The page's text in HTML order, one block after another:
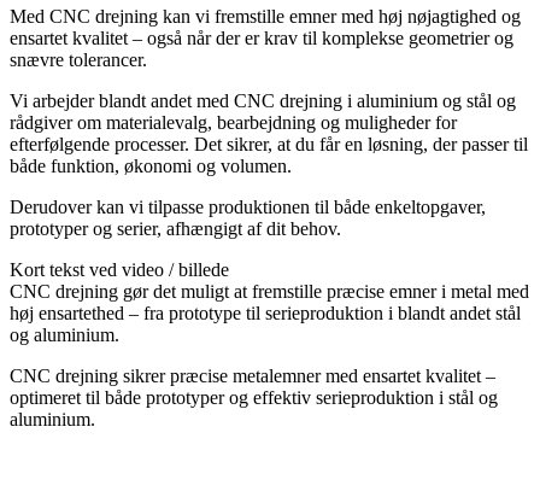
Med CNC drejning kan vi fremstille emner med høj nøjagtighed og
ensartet kvalitet – også når der er krav til komplekse geometrier og
snævre tolerancer.
Vi arbejder blandt andet med CNC drejning i aluminium og stål og
rådgiver om materialevalg, bearbejdning og muligheder for
efterfølgende processer. Det sikrer, at du får en løsning, der passer til
både funktion, økonomi og volumen.
Derudover kan vi tilpasse produktionen til både enkeltopgaver,
prototyper og serier, afhængigt af dit behov.
Kort tekst ved video / billede
CNC drejning gør det muligt at fremstille præcise emner i metal med
høj ensartethed – fra prototype til serieproduktion i blandt andet stål
og aluminium.
CNC drejning sikrer præcise metalemner med ensartet kvalitet –
optimeret til både prototyper og effektiv serieproduktion i stål og
aluminium.